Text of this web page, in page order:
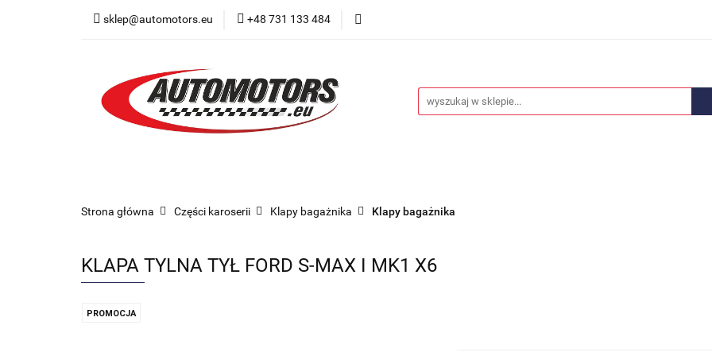
sklep@automotors.eu +48 731 133 484
Części samochodowe
Car audio Nowości
Strona główna Części karoserii Klapy bagażnika Klapy bagażnika
KLAPA TYLNA TYŁ FORD S-MAX I MK1 X6
PROMOCJA